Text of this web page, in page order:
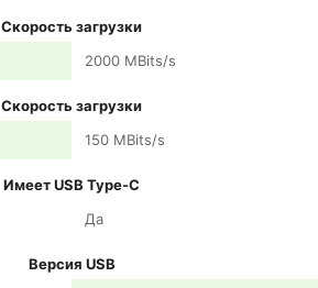
Скорость загрузки
2000 MBits/s
Скорость загрузки
150 MBits/s
Имеет USB Type-C
Да
Версия USB